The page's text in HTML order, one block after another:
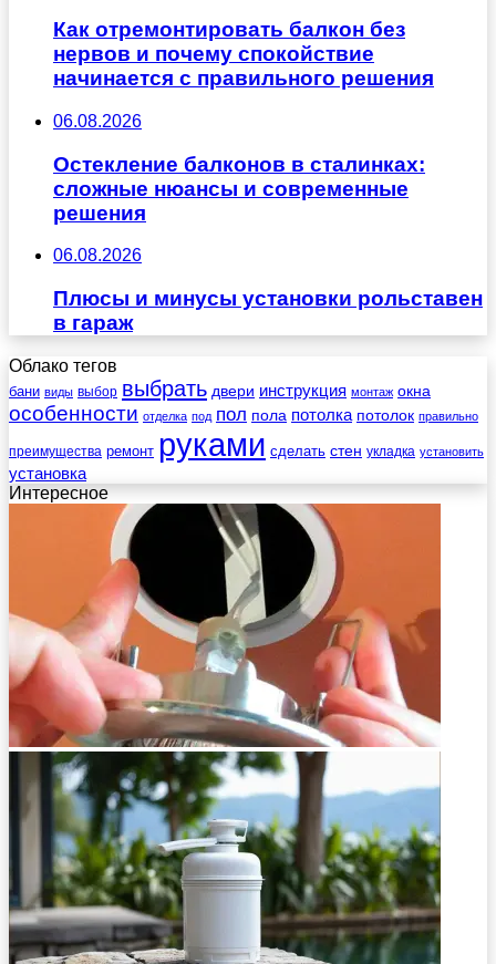
Как отремонтировать балкон без
нервов и почему спокойствие
начинается с правильного решения
06.08.2026
Остекление балконов в сталинках:
сложные нюансы и современные
решения
06.08.2026
Плюсы и минусы установки рольставен
в гараж
Облако тегов
бани виды выбор выбрать двери инструкция монтаж окна
особенности отделка под пол пола потолка потолок правильно
преимущества ремонт руками сделать стен укладка установить
установка
Интересное